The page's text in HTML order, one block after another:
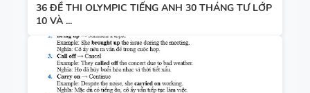
36 ĐỀ THI OLYMPIC TIẾNG ANH 30 THÁNG TƯ LỚP
10 VÀ ...